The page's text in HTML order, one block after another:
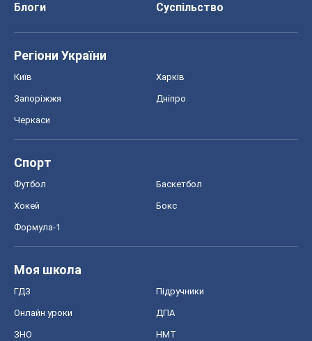
Блоги
Суспільство
Регіони України
Київ Харків
Запоріжжя Дніпро
Черкаси
Спорт
Футбол Баскетбол
Хокей Бокс
Формула-1
Моя школа
ГДЗ Підручники
Онлайн уроки ДПА
ЗНО НМТ